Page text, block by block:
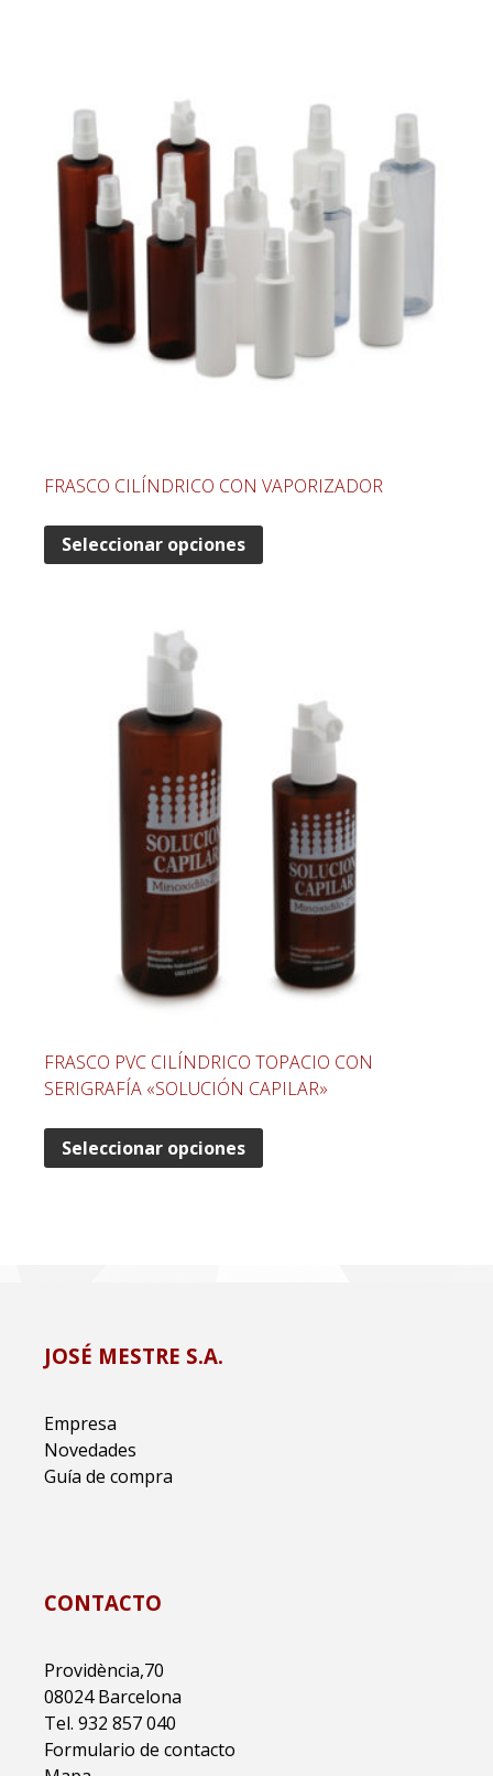
FRASCO CILÍNDRICO CON VAPORIZADOR
Seleccionar opciones
FRASCO PVC CILÍNDRICO TOPACIO CON
SERIGRAFÍA «SOLUCIÓN CAPILAR»
Seleccionar opciones
JOSÉ MESTRE S.A.
Empresa
Novedades
Guía de compra
CONTACTO
Providència,70
08024 Barcelona
Tel. 932 857 040
Formulario de contacto